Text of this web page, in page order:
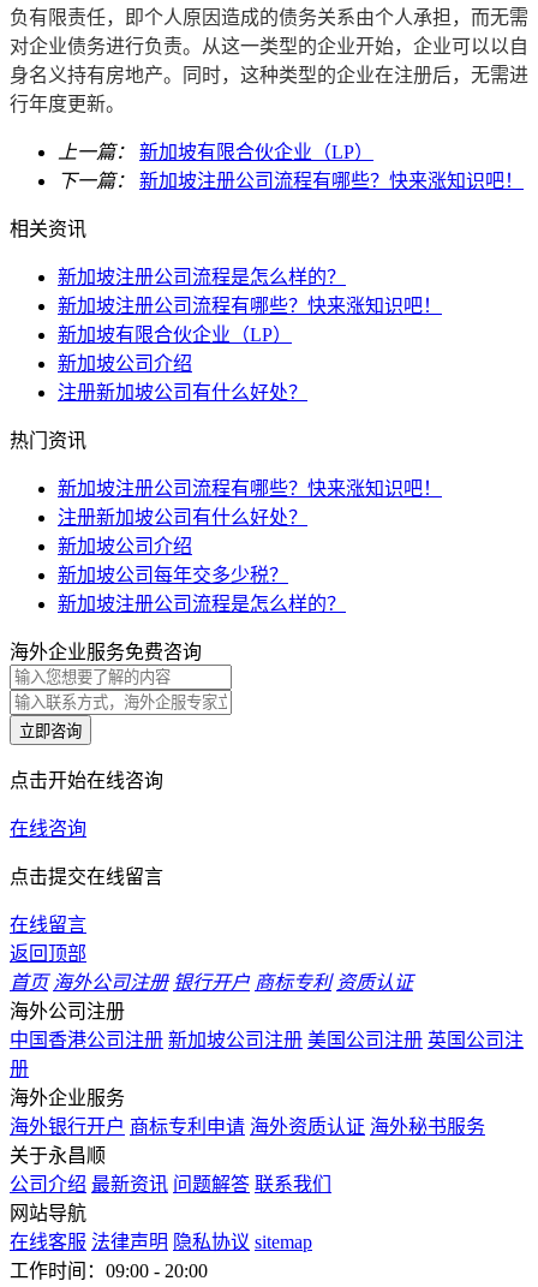
负有限责任，即个人原因造成的债务关系由个人承担，而无需
对企业债务进行负责。从这一类型的企业开始，企业可以以自
身名义持有房地产。同时，这种类型的企业在注册后，无需进
行年度更新。
上一篇：
新加坡有限合伙企业（LP）
下一篇：
新加坡注册公司流程有哪些？快来涨知识吧！
相关资讯
新加坡注册公司流程是怎么样的？
新加坡注册公司流程有哪些？快来涨知识吧！
新加坡有限合伙企业（LP）
新加坡公司介绍
注册新加坡公司有什么好处？
热门资讯
新加坡注册公司流程有哪些？快来涨知识吧！
注册新加坡公司有什么好处？
新加坡公司介绍
新加坡公司每年交多少税？
新加坡注册公司流程是怎么样的？
海外企业服务免费咨询
立即咨询
点击开始在线咨询
在线咨询
点击提交在线留言
在线留言
返回顶部
首页 海外公司注册 银行开户 商标专利 资质认证
海外公司注册
中国香港公司注册 新加坡公司注册 美国公司注册 英国公司注
册
海外企业服务
海外银行开户 商标专利申请 海外资质认证 海外秘书服务
关于永昌顺
公司介绍 最新资讯 问题解答 联系我们
网站导航
在线客服 法律声明 隐私协议 sitemap
工作时间：09:00 - 20:00